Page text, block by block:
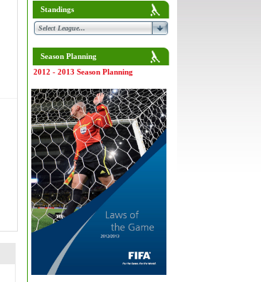
Standings
Season Planning
2012 - 2013 Season Planning